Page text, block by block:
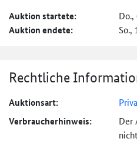
Auktion startete: Do.,
Auktion endete: So.,
Rechtliche
Auktionsart:
Verbraucher­hinweis:
Der